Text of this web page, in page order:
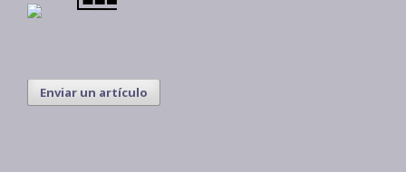
Enviar un artículo